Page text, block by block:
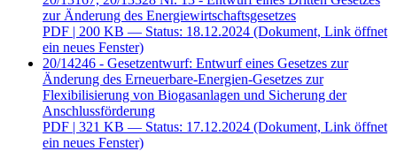
zur Änderung des Energiewirtschaftsgesetzes
PDF | 200 KB — Status: 18.12.2024 (Dokument, Link öffnet
ein neues Fenster)
20/14246 - Gesetzentwurf: Entwurf eines Gesetzes zur
Änderung des Erneuerbare-Energien-Gesetzes zur
Flexibilisierung von Biogasanlagen und Sicherung der
Anschlussförderung
PDF | 321 KB — Status: 17.12.2024 (Dokument, Link öffnet
ein neues Fenster)